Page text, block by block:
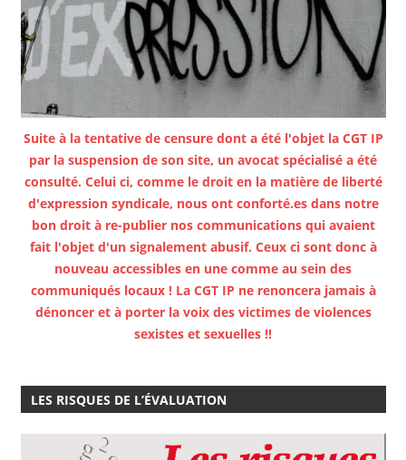
Suite à la tentative de censure dont a été l'objet la CGT IP
par la suspension de son site, un avocat spécialisé a été
consulté. Celui ci, comme le droit en la matière de liberté
d'expression syndicale, nous ont conforté.es dans notre
bon droit à re-publier nos communications qui avaient
fait l'objet d'un signalement abusif. Ceux ci sont donc à
nouveau accessibles en une comme au sein des
communiqués locaux ! La CGT IP ne renoncera jamais à
dénoncer et à porter la voix des victimes de violences
sexistes et sexuelles !!
LES RISQUES DE L’ÉVALUATION